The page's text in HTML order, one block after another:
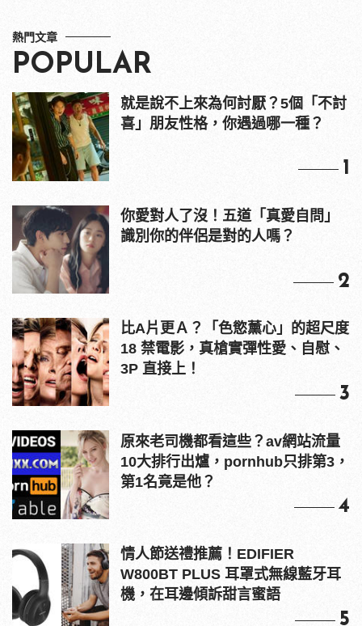
熱門文章
POPULAR
就是說不上來為何討厭？5個「不討
喜」朋友性格，你遇過哪一種？
1
你愛對人了沒！五道「真愛自問」
識別你的伴侶是對的人嗎？
2
比A片更Ａ？「色慾薰心」的超尺度
18 禁電影，真槍實彈性愛、自慰、
3P 直接上！
3
原來老司機都看這些？av網站流量
10大排行出爐，pornhub只排第3，
第1名竟是他？
4
情人節送禮推薦！EDIFIER
W800BT PLUS 耳罩式無線藍牙耳
機，在耳邊傾訴甜言蜜語
5